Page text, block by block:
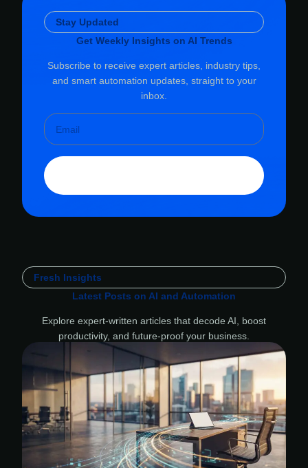
Stay Updated
Get Weekly Insights on AI Trends
Subscribe to receive expert articles, industry tips,
and smart automation updates, straight to your
inbox.
Fresh Insights
Latest Posts on AI and Automation
Explore expert-written articles that decode AI, boost
productivity, and future-proof your business.